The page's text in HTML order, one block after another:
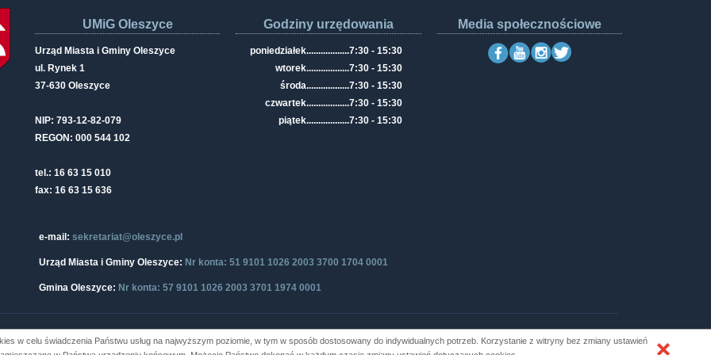
UMiG Oleszyce
Urząd Miasta i Gminy Oleszyce
ul. Rynek 1
37-630 Oleszyce
NIP: 793-12-82-079
REGON: 000 544 102
tel.: 16 63 15 010
fax: 16 63 15 636
Godziny urzędowania
poniedziałek..................7:30 - 15:30
wtorek..................7:30 - 15:30
środa..................7:30 - 15:30
czwartek..................7:30 - 15:30
piątek..................7:30 - 15:30
Media społecznościowe
e-mail: sekretariat@oleszyce.pl
Urząd Miasta i Gminy Oleszyce: Nr konta: 51 9101 1026 2003 3700 1704 0001
Gmina Oleszyce: Nr konta: 57 9101 1026 2003 3701 1974 0001
Oleszyce Produkcja i hosting: ZETO-RZESZÓW
w celu świadczenia Państwu usług na najwyższym poziomie, w tym w sposób dostosowany do indywidualnych potrzeb. Korzystanie z witryny bez zmiany ustawień